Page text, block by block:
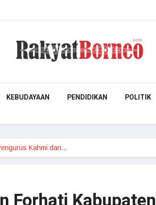
KEBUDAYAAN PENDIDIKAN POLITIK
Kahmi dan…